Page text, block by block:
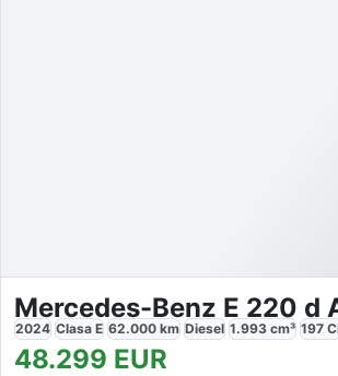
Mercedes-Benz E 220 d
2024 Clasa E 62.000 km Diesel 1.993 cm³ 197
48.299 EUR